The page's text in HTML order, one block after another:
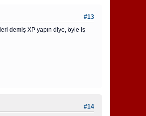
#13
demiş XP yapın diye, öyle iş
#14